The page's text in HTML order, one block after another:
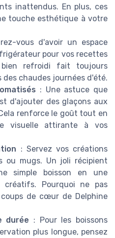
inattendus. En plus, ces
touche esthétique à votre
vous d'avoir un espace
pour vos recettes
refroidi fait toujours
chaudes journées d'été.
: Une astuce que
d'ajouter des glaçons aux
renforce le goût tout en
visuelle attirante à vos
: Servez vos créations
ou mugs. Un joli récipient
simple boisson en une
créatifs. Pourquoi ne pas
de cœur de Delphine
durée : Pour les boissons
plus longue, pensez